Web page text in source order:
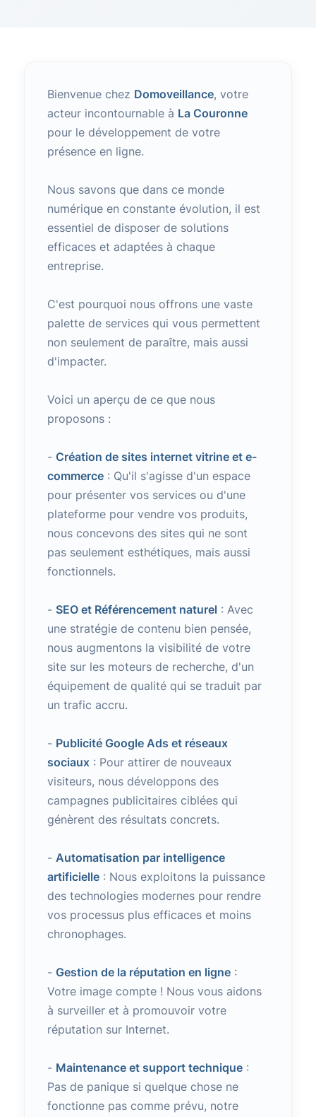
Bienvenue chez Domoveillance, votre
acteur incontournable à La Couronne
pour le développement de votre
présence en ligne.
Nous savons que dans ce monde
numérique en constante évolution, il est
essentiel de disposer de solutions
efficaces et adaptées à chaque
entreprise.
C'est pourquoi nous offrons une vaste
palette de services qui vous permettent
non seulement de paraître, mais aussi
d'impacter.
Voici un aperçu de ce que nous
proposons :
- Création de sites internet vitrine et e-
commerce: Qu'il s'agisse d'un espace
pour présenter vos services ou d'une
plateforme pour vendre vos produits,
nous concevons des sites qui ne sont
pas seulement esthétiques, mais aussi
fonctionnels.
- SEO et Référencement naturel : Avec
une stratégie de contenu bien pensée,
nous augmentons la visibilité de votre
site sur les moteurs de recherche, d'un
équipement de qualité qui se traduit par
un trafic accru.
- Publicité Google Ads et réseaux
sociaux: Pour attirer de nouveaux
visiteurs, nous développons des
campagnes publicitaires ciblées qui
génèrent des résultats concrets.
- Automatisation par intelligence
artificielle: Nous exploitons la puissance
des technologies modernes pour rendre
vos processus plus efficaces et moins
chronophages.
- Gestion de la réputation en ligne:
Votre image compte ! Nous vous aidons
à surveiller et à promouvoir votre
réputation sur Internet.
- Maintenance et support technique:
Pas de panique si quelque chose ne
fonctionne pas comme prévu, notre